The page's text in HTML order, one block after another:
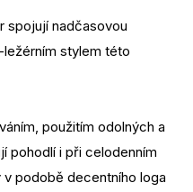
spojují nadčasovou
stylem této
použitím odolných a
pohodlí i při celodenním
podobě decentního loga